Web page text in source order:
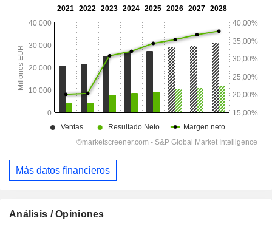
Más datos financieros
Análisis / Opiniones